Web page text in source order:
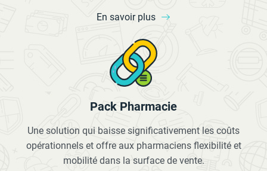
En savoir plus
Pack Pharmacie
Une solution qui baisse significativement les coûts
opérationnels et offre aux pharmaciens flexibilité et
mobilité dans la surface de vente.